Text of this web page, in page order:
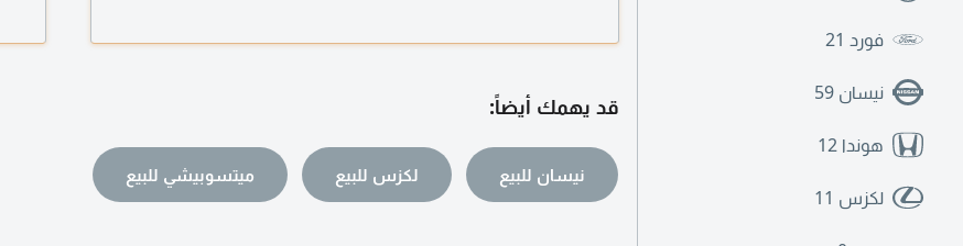
فورد 21
نيسان 59
هوندا 12
لكزس 11
قد يهمك أيضاً:
نيسان للبيع لكزس للبيع ميتسوبيشي للبيع